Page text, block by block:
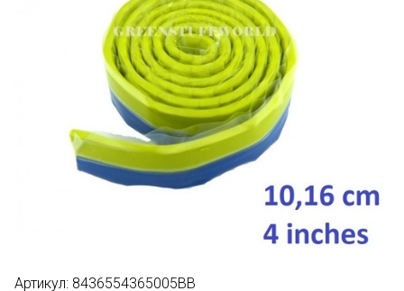
Артикул: 8436554365005BB